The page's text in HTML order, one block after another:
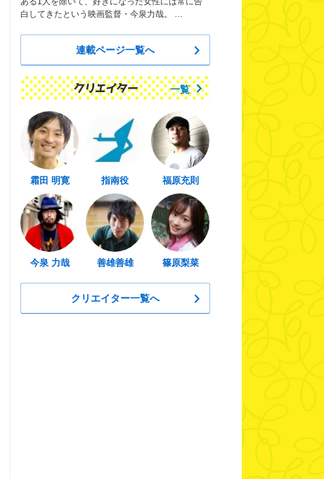
白してきたという映画監督・今泉力哉。 …
連載ページ一覧へ
一覧
霜田 明寛 指南役 福原充則
今泉 力哉 善雄善雄 篠原梨菜
クリエイター一覧へ